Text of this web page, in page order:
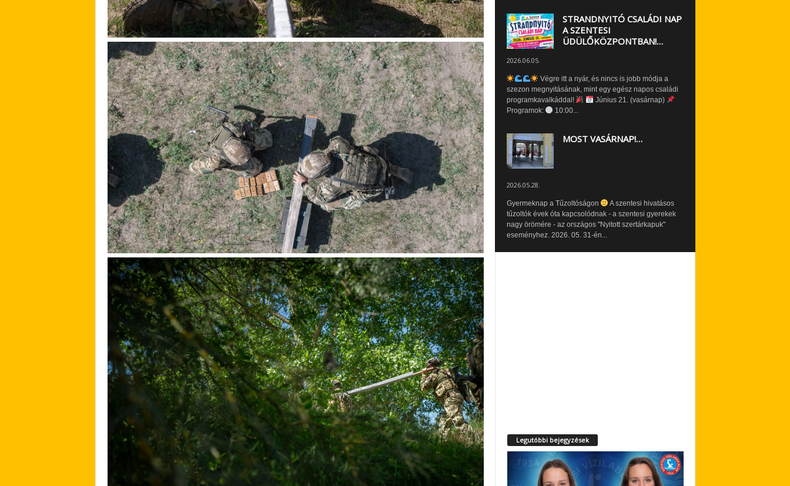
STRANDNYITÓ CSALÁDI NAP
A SZENTESI
ÜDÜLŐKÖZPONTBAN!…
2026.06.05.
Végre itt a nyár, és nincs is jobb módja a
szezon megnyitásának, mint egy egész napos családi
programkavalkáddal!
Június 21. (vasárnap)
Programok:
10:00...
MOST VASÁRNAP!…
2026.05.28.
Gyermeknap a Tűzoltóságon
A szentesi hivatásos
tűzoltók évek óta kapcsolódnak - a szentesi gyerekek
nagy örömére - az országos "Nyitott szertárkapuk"
eseményhez. 2026. 05. 31-én...
Legutóbbi bejegyzések